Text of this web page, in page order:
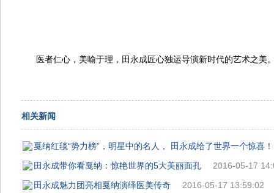
医者仁心，美喻于理，田永成匠心独运导演新时代的艺术之美
相关新闻
戛纳红毯“势力榜”，明星中的名人， 田永成给了世界一个惊喜！
田永成带你看戛纳：惊艳世界的5大美丽面孔
2016-05-17
田永成魅力团亮相戛纳演绎医美传奇
2016-05-17 13:59:02